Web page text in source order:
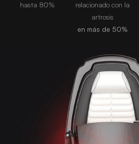
hasta 80%
relacionado con la
artrosis
en más de 50%